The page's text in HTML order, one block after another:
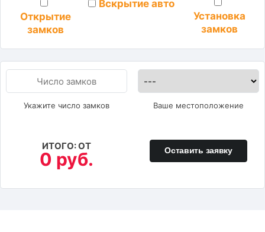
Открытие
замков
Вскрытие авто
Установка
замков
Укажите число замков Ваше местоположение
ИТОГО: ОТ
0 руб. Оставить заявку